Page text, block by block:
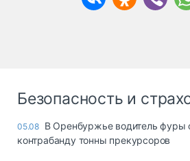
Безопасность и
05.08 В Оренбуржье водитель фуры
контрабанду тонны прекурсоров